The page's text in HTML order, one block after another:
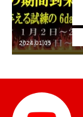
お知らせ
芸能界
テニス
スポーツ
2024.01.05